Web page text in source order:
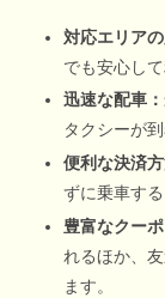
対応エリアの
でも安心して
迅速な配車：
タクシーが到
便利な決済方
ずに乗車する
豊富なクーポ
れるほか、
ます。